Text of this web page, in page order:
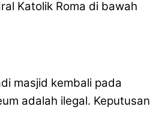
Katolik Roma di bawah
masjid kembali pada
adalah ilegal. Keputusan